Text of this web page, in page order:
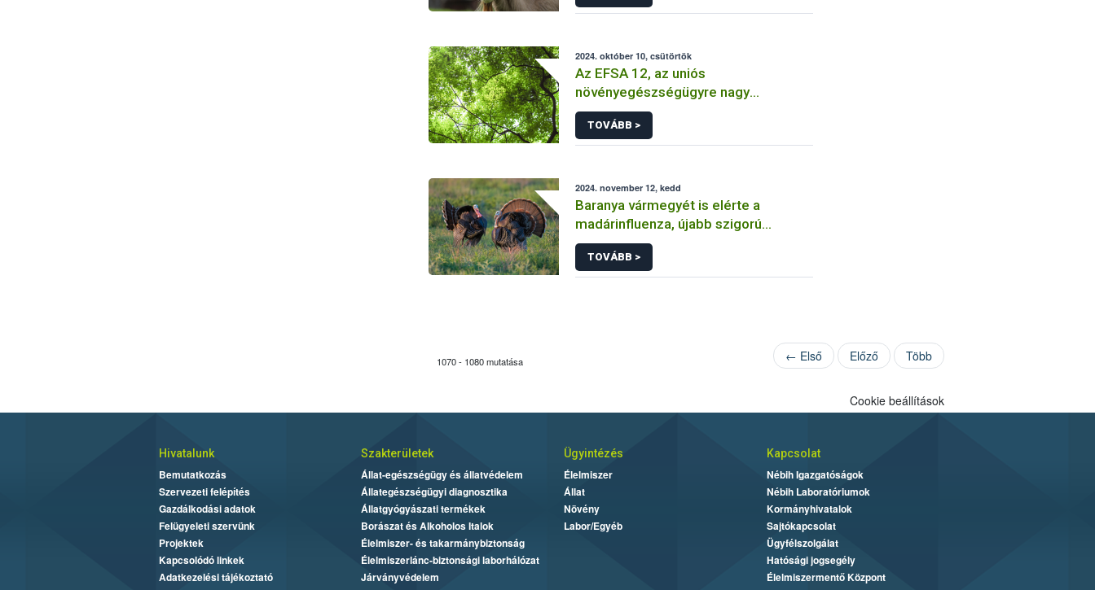
2024. október 10, csütörtök
Az EFSA 12, az uniós
növényegészségügyre nagy
kockázatot jelentő szúbogár fajt
azonosított
TOVÁBB >
2024. november 12, kedd
Baranya vármegyét is elérte a
madárinfluenza, újabb szigorú
intézkedéseket vezetett be az
országos főállatorvos
TOVÁBB >
1070 - 1080 mutatása ← Első Előző Több
Cookie beállítások
Hivatalunk
Bemutatkozás
Szervezeti felépítés
Gazdálkodási adatok
Felügyeleti szervünk
Projektek
Kapcsolódó linkek
Adatkezelési tájékoztató
Szakterületek
Állat-egészségügy és állatvédelem
Állategészségügyi diagnosztika
Állatgyógyászati termékek
Borászat és Alkoholos Italok
Élelmiszer- és takarmánybiztonság
Élelmiszerlánc-biztonsági laborhálózat
Járványvédelem
Ügyintézés
Élelmiszer
Állat
Növény
Labor/Egyéb
Kapcsolat
Nébih Igazgatóságok
Nébih Laboratóriumok
Kormányhivatalok
Sajtókapcsolat
Ügyfélszolgálat
Hatósági jogsegély
Élelmiszermentő Központ